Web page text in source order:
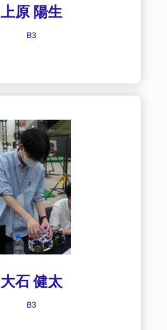
上原 陽生
B3
大石 健太
B3